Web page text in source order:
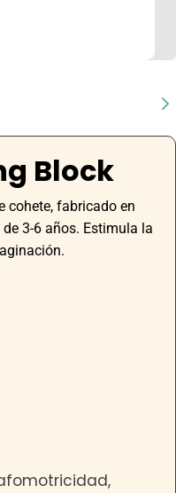
Block
cohete, fabricado en
3-6 años. Estimula la